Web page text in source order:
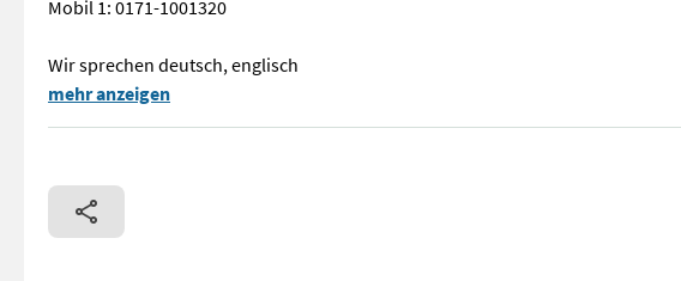
Mobil 1: 0171-1001320
Wir sprechen deutsch, englisch
Wolf-Landtechnik GmbH bietet einen Kartoffelroder Mini an. Kartoffelroder -
mehr anzeigen